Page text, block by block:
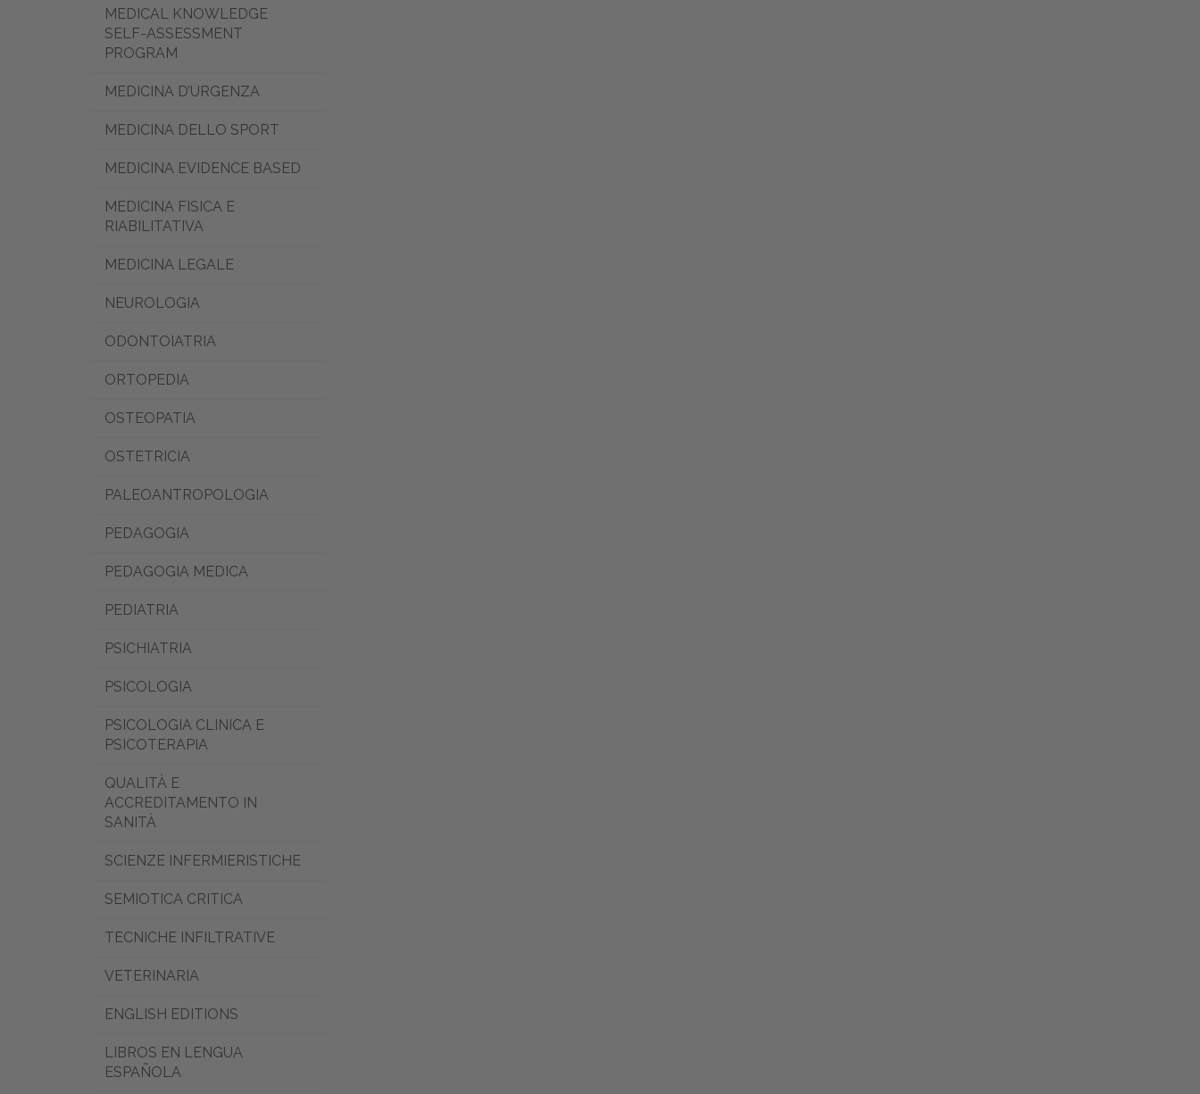
MEDICAL KNOWLEDGE
SELF-ASSESSMENT
PROGRAM
MEDICINA D’URGENZA
MEDICINA DELLO SPORT
MEDICINA EVIDENCE BASED
MEDICINA FISICA E
RIABILITATIVA
MEDICINA LEGALE
NEUROLOGIA
ODONTOIATRIA
ORTOPEDIA
OSTEOPATIA
OSTETRICIA
PALEOANTROPOLOGIA
PEDAGOGIA
PEDAGOGIA MEDICA
PEDIATRIA
PSICHIATRIA
PSICOLOGIA
PSICOLOGIA CLINICA E
PSICOTERAPIA
QUALITÀ E
ACCREDITAMENTO IN
SANITÀ
SCIENZE INFERMIERISTICHE
SEMIOTICA CRITICA
TECNICHE INFILTRATIVE
VETERINARIA
ENGLISH EDITIONS
LIBROS EN LENGUA
ESPAÑOLA